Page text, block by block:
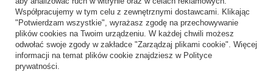
Wygodna dostawa
Współpracujemy w tym celu z zewnętrznymi dostawcami. Klikając
"Potwierdzam wszystkie", wyrażasz zgodę na przechowywanie
plików cookies na Twoim urządzeniu. W każdej chwili możesz
odwołać swoje zgody w zakładce "Zarządzaj plikami cookie". Więcej
informacji na temat plików cookie znajdziesz w Polityce
prywatności.